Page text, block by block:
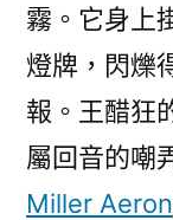
霧。它身上
燈牌，閃爍
報。王醋狂
屬回音的嘲
Miller Aeron